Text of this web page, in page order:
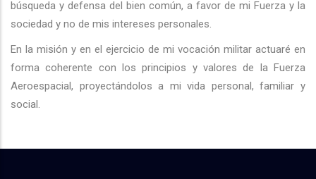
búsqueda y defensa del bien común, a favor de mi Fuerza y la
sociedad y no de mis intereses personales.
En la misión y en el ejercicio de mi vocación militar actuaré en
forma coherente con los principios y valores de la Fuerza
Aeroespacial, proyectándolos a mi vida personal, familiar y
social.